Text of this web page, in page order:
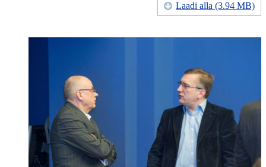
Laadi alla (3.94 MB)